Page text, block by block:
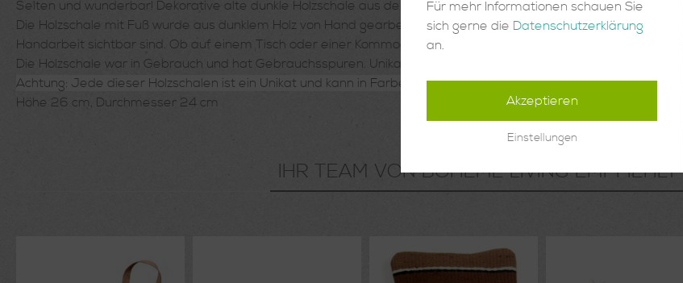
Selten und wunderbar! Dekorative alte dunkle Holzschale aus der nordindischen Provinz Nagaland. Dort
Die Holzschale mit Fuß wurde aus dunklem Holz von Hand gearbeitet. Sie hat eine wunderschöne schlichte
Handarbeit sichtbar sind. Ob auf einem Tisch oder einer Kommode - ob mit Inhalt oder nur als
Die Holzschale war in Gebrauch und hat Gebrauchsspuren. Unikat!
Achtung: Jede dieser Holzschalen ist ein Unikat und kann in Farbe und Größe leicht variieren.
Höhe 26 cm, Durchmesser 24 cm
IHR TEAM VON BOHEME LIVING
Für mehr Informationen schauen Sie
sich gerne die Datenschutzerklärung
an.
Akzeptieren
Einstellungen